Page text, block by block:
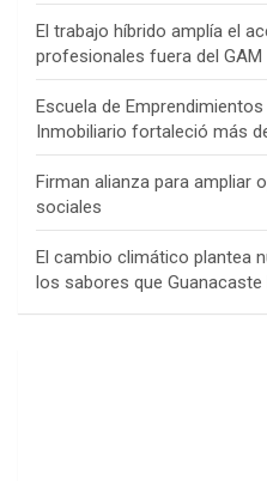
El trabajo híbrido amplía el
profesionales fuera del GAM
Escuela de
Inmobiliario fortaleció más
Firman alianza para ampliar
sociales
El cambio climático plantea
los sabores que